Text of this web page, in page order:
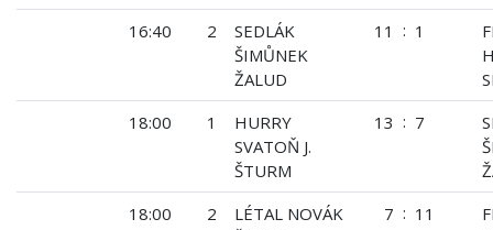
16:40
2
SEDLÁK
ŠIMŮNEK
ŽALUD
11 : 1
18:00
1
HURRY
SVATOŇ J.
ŠTURM
13 : 7
18:00
2
LÉTAL NOVÁK
7 : 11